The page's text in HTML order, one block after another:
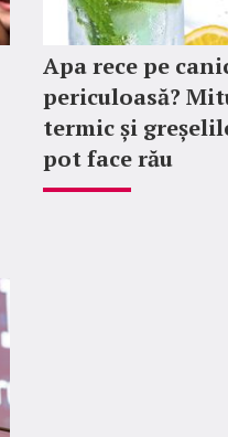
Apa rece pe
periculoasă?
termic și
pot face rău